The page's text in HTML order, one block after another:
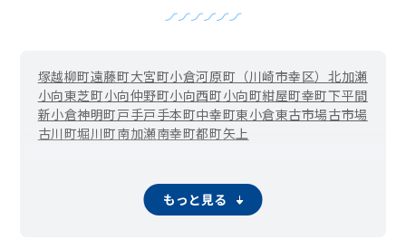
塚越柳町遠藤町大宮町小倉河原町（川崎市幸区）北加瀬
小向東芝町小向仲野町小向西町小向町紺屋町幸町下平間
新小倉神明町戸手戸手本町中幸町東小倉東古市場古市場
古川町堀川町南加瀬南幸町都町矢上
もっと見る